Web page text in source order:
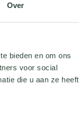
Over
bieden en om ons
voor social
die u aan ze heeft